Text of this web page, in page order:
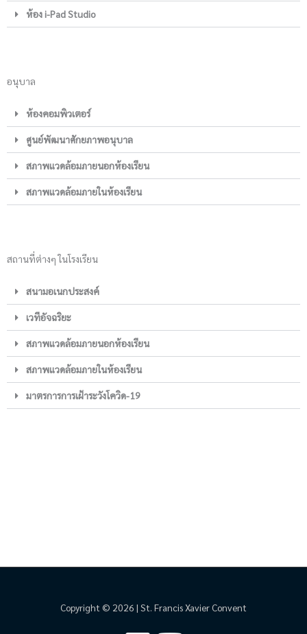
ห้อง i-Pad Studio
อนุบาล
ห้องคอมพิวเตอร์
ศูนย์พัฒนาศักยภาพอนุบาล
สภาพแวดล้อมภายนอกห้องเรียน
สภาพแวดล้อมภายในห้องเรียน
สถานที่ต่างๆ ในโรงเรียน
สนามอเนกประสงค์
เวทีอัจฉริยะ
สภาพแวดล้อมภายนอกห้องเรียน
สภาพแวดล้อมภายในห้องเรียน
มาตรการการเฝ้าระวังโควิด-19
Copyright © 2026 | St. Francis Xavier Convent